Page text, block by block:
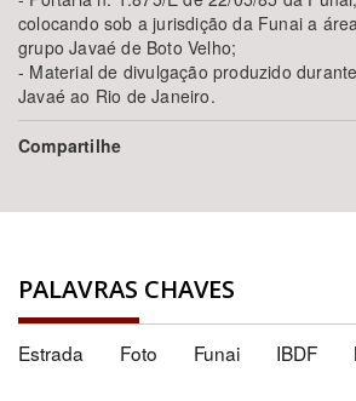
colocando sob a jurisdição da Funai a
grupo Javaé de Boto Velho;
- Material de divulgação produzido
Javaé ao Rio de Janeiro.
Compartilhe
PALAVRAS CHAVES
Estrada Foto Funai IBDF